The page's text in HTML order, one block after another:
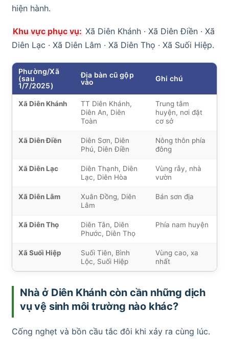
hiện hành.
Khu vực phục vụ: Xã Diên Khánh · Xã Diên Điền · Xã
Diên Lạc · Xã Diên Lâm · Xã Diên Thọ · Xã Suối Hiệp.
Phường/Xã
(sau
1/7/2025)
Địa bàn cũ gộp
vào
Ghi chú
Xã Diên Khánh
TT Diên Khánh,
Diên An, Diên
Toàn
Trung tâm
huyện, nơi đặt
cơ sở
Xã Diên Điền
Diên Sơn, Diên
Phú, Diên Điền
Nông thôn phía
đông
Xã Diên Lạc
Diên Thạnh, Diên
Lạc, Diên Hòa
Vùng rẫy, nhà
vườn
Xã Diên Lâm
Xuân Đồng, Diên
Lâm
Bán sơn địa
Xã Diên Thọ
Diên Tân, Diên
Phước, Diên Thọ
Phía nam huyện
Xã Suối Hiệp
Suối Tiên, Bình
Lộc, Suối Hiệp
Vùng cao, xa
nhất
Nhà ở Diên Khánh còn cần những dịch
vụ vệ sinh môi trường nào khác?
Cống nghẹt và bồn cầu tắc đôi khi xảy ra cùng lúc.